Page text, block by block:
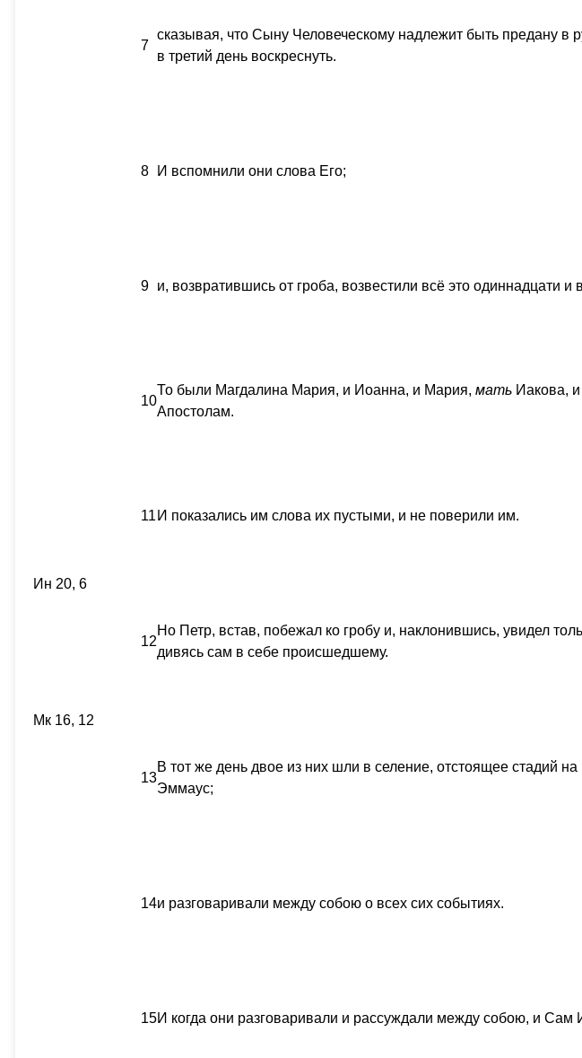
7
сказывая, что Сыну Человеческому надлежит быть предану в
в третий день воскреснуть.
8 И вспомнили они слова Его;
9 и, возвратившись от гроба, возвестили всё это одиннадцати и
10
То были Магдалина Мария, и Иоанна, и Мария, мать Иакова,
Апостолам.
11 И показались им слова их пустыми, и не поверили им.
Ин 20, 6
12
Но Петр, встав, побежал ко гробу и, наклонившись, увидел
дивясь сам в себе происшедшему.
Мк 16, 12
13
В тот же день двое из них шли в селение, отстоящее стадий
Эммаус;
14и разговаривали между собою о всех сих событиях.
15И когда они разговаривали и рассуждали между собою, и